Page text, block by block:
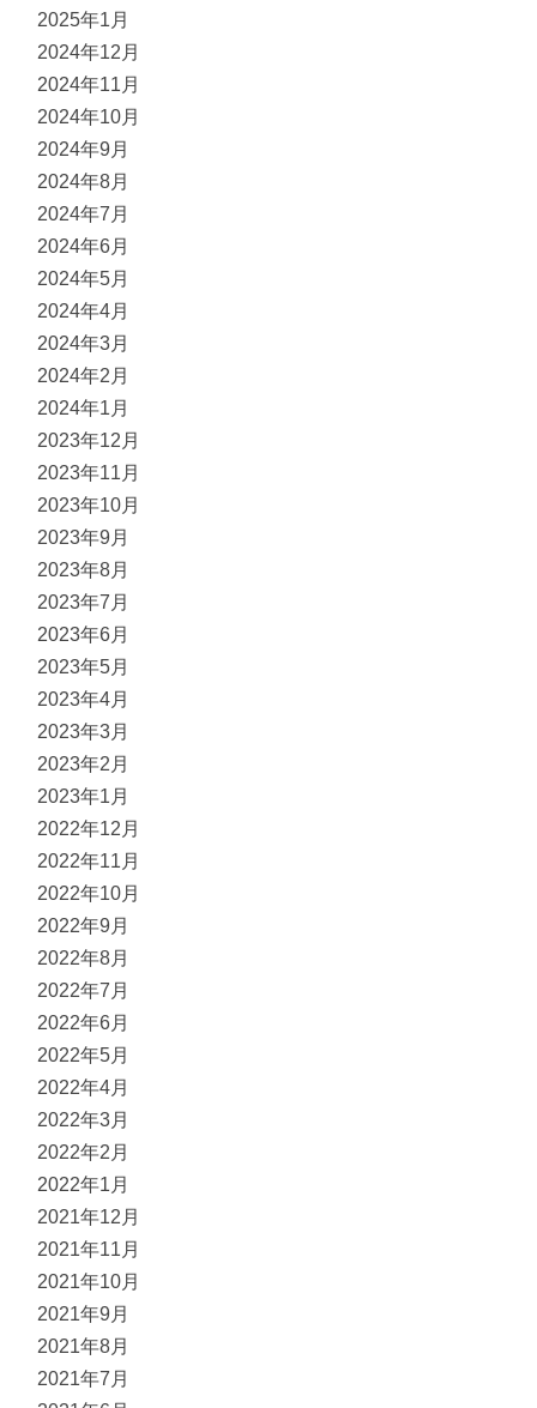
2025年1月
2024年12月
2024年11月
2024年10月
2024年9月
2024年8月
2024年7月
2024年6月
2024年5月
2024年4月
2024年3月
2024年2月
2024年1月
2023年12月
2023年11月
2023年10月
2023年9月
2023年8月
2023年7月
2023年6月
2023年5月
2023年4月
2023年3月
2023年2月
2023年1月
2022年12月
2022年11月
2022年10月
2022年9月
2022年8月
2022年7月
2022年6月
2022年5月
2022年4月
2022年3月
2022年2月
2022年1月
2021年12月
2021年11月
2021年10月
2021年9月
2021年8月
2021年7月